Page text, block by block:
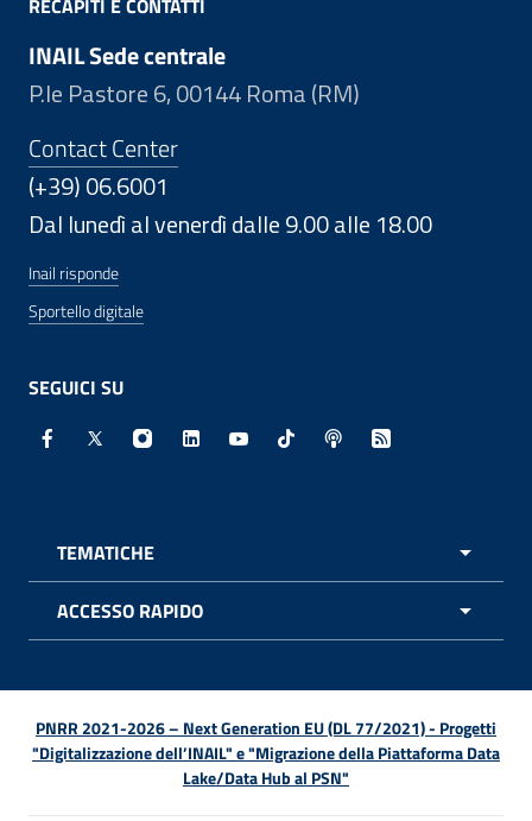
RECAPITI E CONTATTI
INAIL Sede centrale
P.le Pastore 6, 00144 Roma (RM)
Contact Center
(+39) 06.6001
Dal lunedì al venerdì dalle 9.00 alle 18.00
Inail risponde
Sportello digitale
SEGUICI SU
Facebook - Sito esterno - Apertura in nuova finestra
X - Sito esterno - Apertura in nuova finestra
Instagram - Sito esterno - Apertura in
Linkedin - Sito esterno - Apertura in
Youtube - Sito esterno -
TikTok - Sito esterno -
Spreaker - Sito
Feed RSS -
TEMATICHE
ACCESSO RAPIDO
PNRR 2021-2026 – Next Generation EU (DL 77/2021) - Progetti
"Digitalizzazione dell’INAIL" e "Migrazione della Piattaforma Data
Lake/Data Hub al PSN"